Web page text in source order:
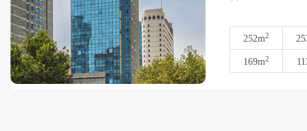
252m2
169m2